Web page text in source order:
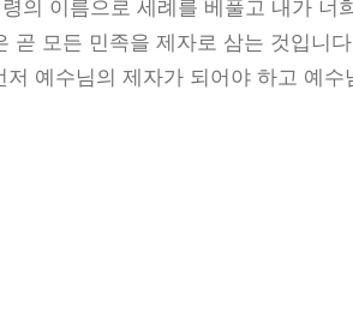
의 이름으로 세례를 베풀고 내가 너
모든 민족을 제자로 삼는 것입니
예수님의 제자가 되어야 하고 예수